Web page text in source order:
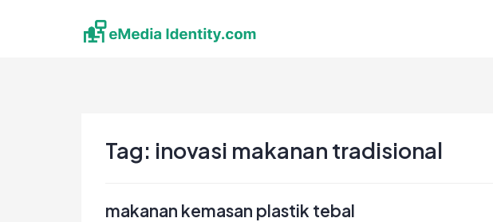
Tag: inovasi makanan tradisional
makanan kemasan plastik tebal